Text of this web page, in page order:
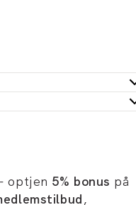
optjen 5% bonus på
,